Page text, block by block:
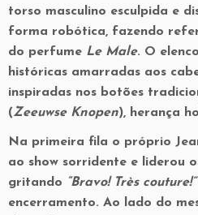
torso masculino esculpida e
forma robótica, fazendo
do perfume Le Male. O
históricas amarradas aos
inspiradas nos botões
(Zeeuwse Knopen), herança
Na primeira fila o próprio
ao show sorridente e liderou
gritando “Bravo! Très couture!”
encerramento. Ao lado do